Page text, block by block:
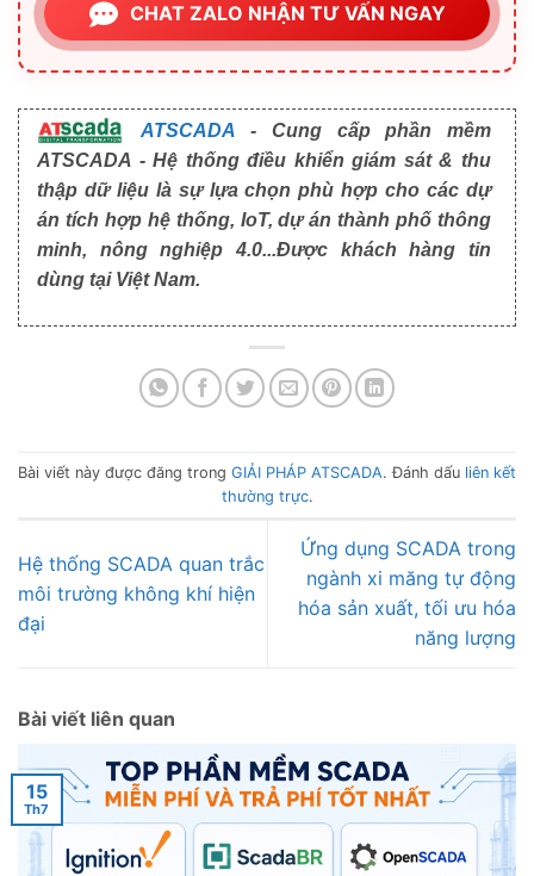
CHAT ZALO NHẬN TƯ VẤN NGAY
ATSCADA - Cung cấp phần mềm
ATSCADA - Hệ thống điều khiển giám sát & thu
thập dữ liệu là sự lựa chọn phù hợp cho các dự
án tích hợp hệ thống, IoT, dự án thành phố thông
minh, nông nghiệp 4.0...Được khách hàng tin
dùng tại Việt Nam.
Bài viết này được đăng trong GIẢI PHÁP ATSCADA. Đánh dấu liên kết
thường trực.
Hệ thống SCADA quan trắc
môi trường không khí hiện
đại
Ứng dụng SCADA trong
ngành xi măng tự động
hóa sản xuất, tối ưu hóa
năng lượng
Bài viết liên quan
15
Th7